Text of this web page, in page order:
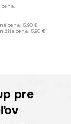
cena:
cena: 5,90 €
cena: 5,90 €
pre